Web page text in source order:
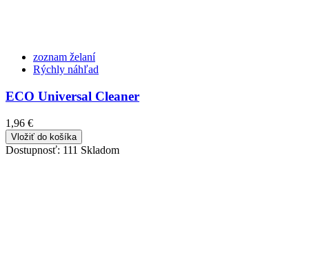
zoznam želaní
Rýchly náhľad
ECO Universal Cleaner
1,96 €
Vložiť do košíka
Dostupnosť: 111 Skladom